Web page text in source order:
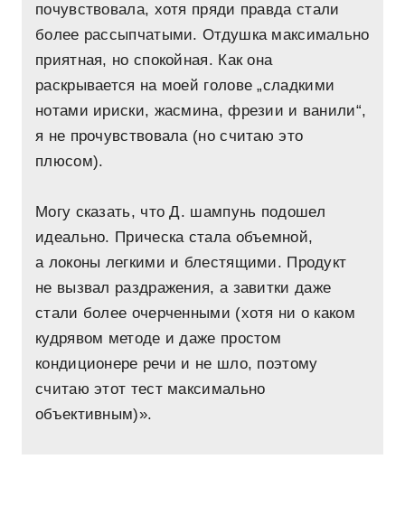
почувствовала, хотя пряди правда стали
более рассыпчатыми. Отдушка максимально
приятная, но спокойная. Как она
раскрывается на моей голове „сладкими
нотами ириски, жасмина, фрезии и ванили“,
я не прочувствовала (но считаю это
плюсом).
Могу сказать, что Д. шампунь подошел
идеально. Прическа стала объемной,
а локоны легкими и блестящими. Продукт
не вызвал раздражения, а завитки даже
стали более очерченными (хотя ни о каком
кудрявом методе и даже простом
кондиционере речи и не шло, поэтому
считаю этот тест максимально
объективным)».